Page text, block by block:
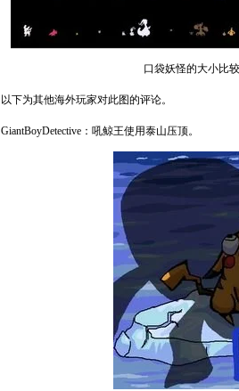
口袋妖怪的大小比
以下为其他海外玩家对此图的评论。
GiantBoyDetective：吼鲸王使用泰山压顶。